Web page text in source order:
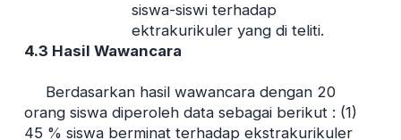
siswa-siswi terhadap
ektrakurikuler yang di teliti.
4.3 Hasil Wawancara
Berdasarkan hasil wawancara dengan 20
orang siswa diperoleh data sebagai berikut : (1)
45 % siswa berminat terhadap ekstrakurikuler